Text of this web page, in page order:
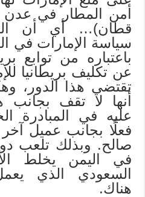
أمن المطار في عدن
قطان)… أي أن
سياسة الإمارات في
باعتباره من توابع
عن تكليف بريطانيا
تقتضي هذا الدور،
أنها لا تقف
عليه في المبادرة
فعلًا بجانب عميل آخر
صالح. وبذلك تلعب
في اليمن يخلط
السعودي الذي
هناك.